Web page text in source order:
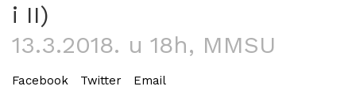
i II)
13.3.2018. u 18h, MMSU
Facebook Twitter Email